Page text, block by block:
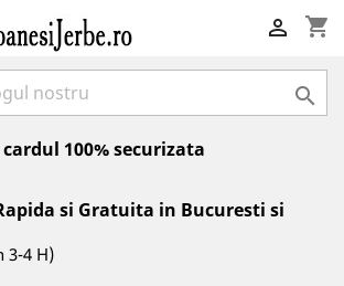
shopping_cart


100% securizata
si Gratuita in Bucuresti si
3-4 H)